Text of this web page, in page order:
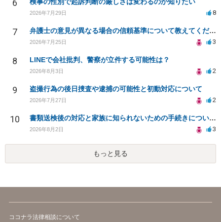
6
2026年7月29日 8
7 弁護士の意見が異なる場合の信頼基準について教えてください
2026年7月25日 3
8 LINEで会社批判、警察が立件する可能性は？
2026年8月3日 2
9 盗撮行為の後日捜査や逮捕の可能性と初動対応について
2026年7月27日 2
10 書類送検後の対応と家族に知られないための手続きについて相談
2026年8月2日 3
もっと見る
ココナラ法律相談について